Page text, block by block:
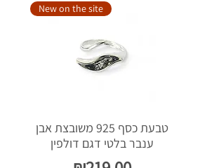
New on the site
טבעת כסף 925 משובצת אבן
ענבר בלטי דגם דולפין